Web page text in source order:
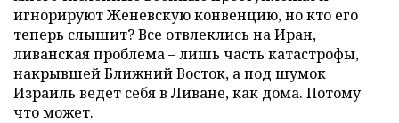
игнорируют Женевскую конвенцию, но кто его
теперь слышит? Все отвлеклись на Иран,
ливанская проблема – лишь часть катастрофы,
накрывшей Ближний Восток, а под шумок
Израиль ведет себя в Ливане, как дома. Потому
что может.